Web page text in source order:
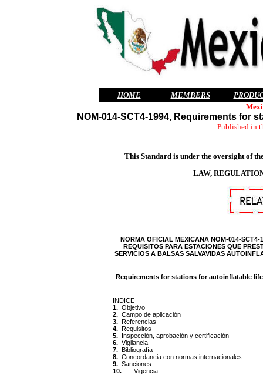
HOME MEMBERS
NOM-014-SCT4-1994, Requirements for
Published in
This Standard is under the oversight of
LAW,
NORMA OFICIAL MEXICANA NOM-014-SCT4-
REQUISITOS PARA ESTACIONES QUE
SERVICIOS A BALSAS SALVAVIDAS
Requirements for stations for autoinflatable
INDICE
1.Objetivo
2.Campo de aplicación
3.Referencias
4.Requisitos
5. Inspección, aprobación y certificación
6.Vigilancia
7.Bibliografía
8.Concordancia con normas internacionales
9.Sanciones
10.Vigencia